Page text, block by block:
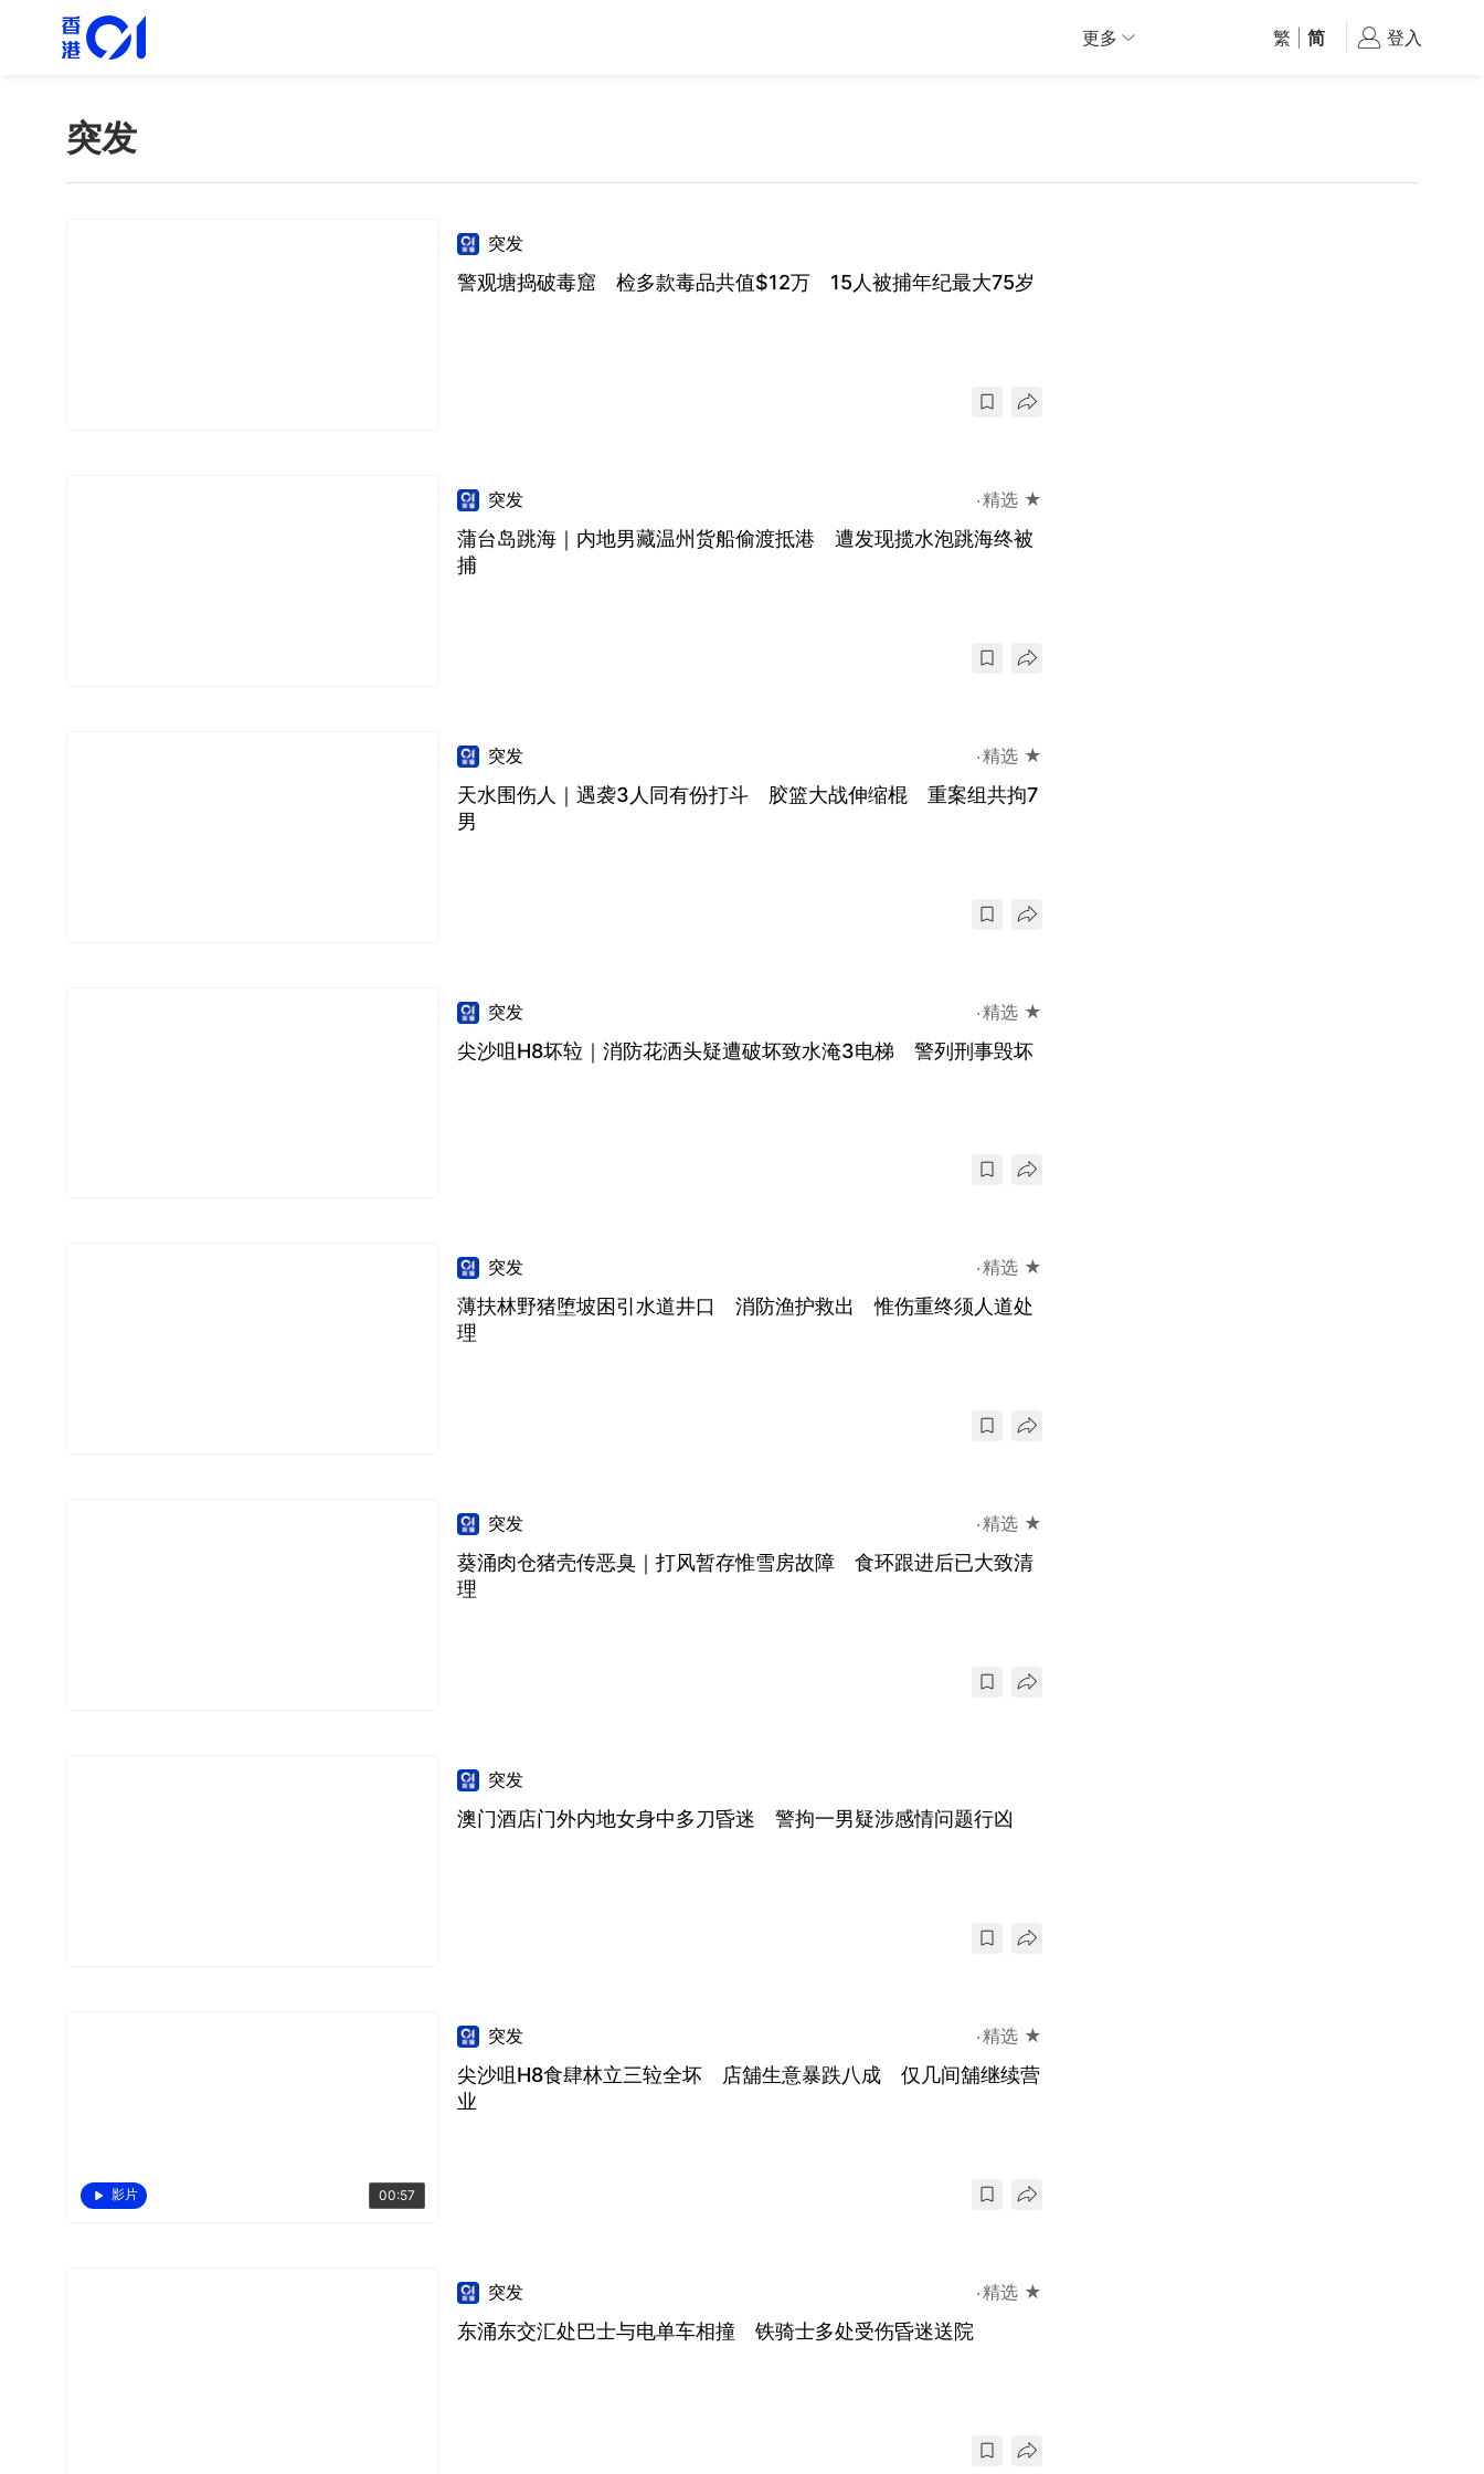
更多 繁 简 登入
突发
突发
警观塘捣破毒窟 检多款毒品共值$12万 15人被捕年纪最大75岁
突发 精选 ★
蒲台岛跳海｜内地男藏温州货船偷渡抵港 遭发现揽水泡跳海终被
捕
突发 精选 ★
天水围伤人｜遇袭3人同有份打斗 胶篮大战伸缩棍 重案组共拘7
男
突发 精选 ★
尖沙咀H8坏䢂｜消防花洒头疑遭破坏致水淹3电梯 警列刑事毁坏
突发 精选 ★
薄扶林野猪堕坡困引水道井口 消防渔护救出 惟伤重终须人道处
理
突发 精选 ★
葵涌肉仓猪壳传恶臭｜打风暂存惟雪房故障 食环跟进后已大致清
理
突发
澳门酒店门外内地女身中多刀昏迷 警拘一男疑涉感情问题行凶
影片 00:57
突发 精选 ★
尖沙咀H8食肆林立三䢂全坏 店舖生意暴跌八成 仅几间舖继续营
业
突发 精选 ★
东涌东交汇处巴士与电单车相撞 铁骑士多处受伤昏迷送院